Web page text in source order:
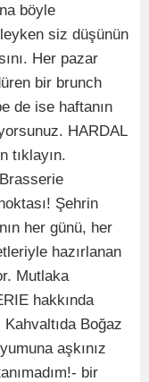
böyle
siz düşünün
Her pazar
bir brunch
de ise haftanın
HARDAL
tıklayın.
Şehrin
her günü, her
hazırlanan
Mutlaka
hakkında
Boğaz
aşkınız
bir